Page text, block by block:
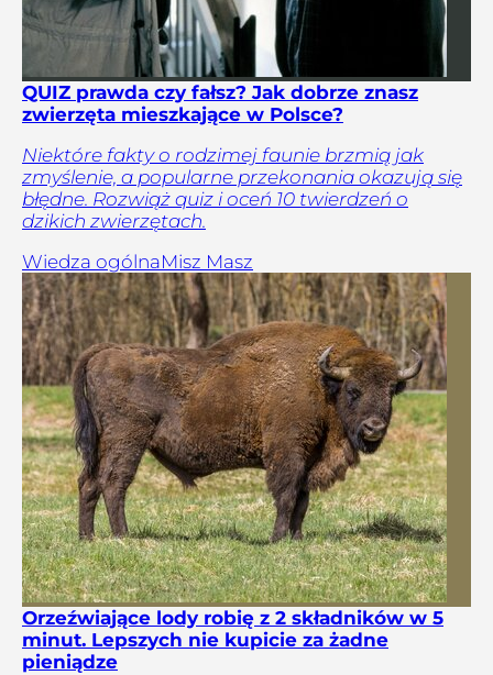
QUIZ prawda czy fałsz? Jak dobrze znasz
zwierzęta mieszkające w Polsce?
Niektóre fakty o rodzimej faunie brzmią jak
zmyślenie, a popularne przekonania okazują się
błędne. Rozwiąż quiz i oceń 10 twierdzeń o
dzikich zwierzętach.
Wiedza ogólnaMisz Masz
Orzeźwiające lody robię z 2 składników w 5
minut. Lepszych nie kupicie za żadne
pieniądze